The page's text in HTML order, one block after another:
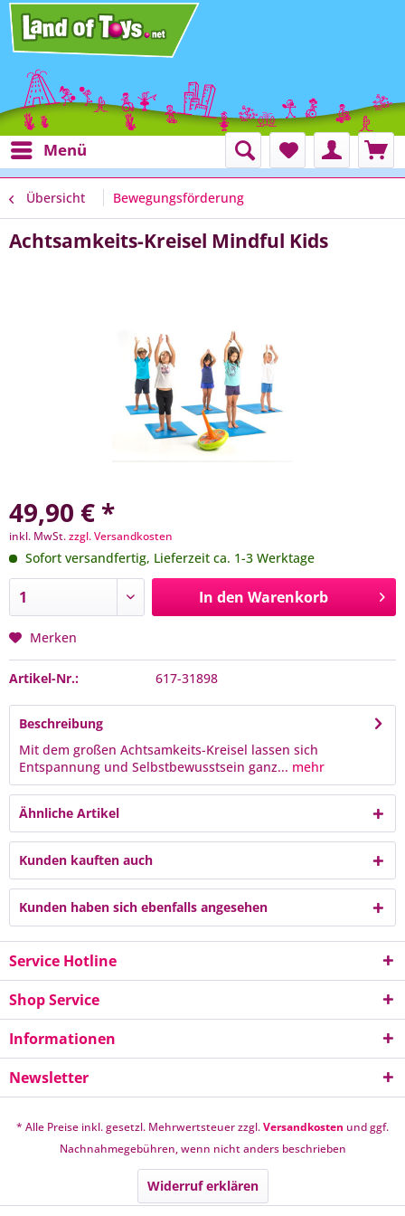
Menü
Übersicht Bewegungsförderung
Achtsamkeits-Kreisel Mindful Kids
49,90 € *
inkl. MwSt.zzgl. Versandkosten
Sofort versandfertig, Lieferzeit ca. 1-3 Werktage
In den Warenkorb
Merken
Artikel-Nr.: 617-31898
Beschreibung
Mit dem großen Achtsamkeits-Kreisel lassen sich
Entspannung und Selbstbewusstsein ganz... mehr
Ähnliche Artikel
Kunden kauften auch
Kunden haben sich ebenfalls angesehen
Service Hotline
Shop Service
Informationen
Newsletter
* Alle Preise inkl. gesetzl. Mehrwertsteuer zzgl.Versandkosten und ggf.
Nachnahmegebühren, wenn nicht anders beschrieben
Widerruf erklären